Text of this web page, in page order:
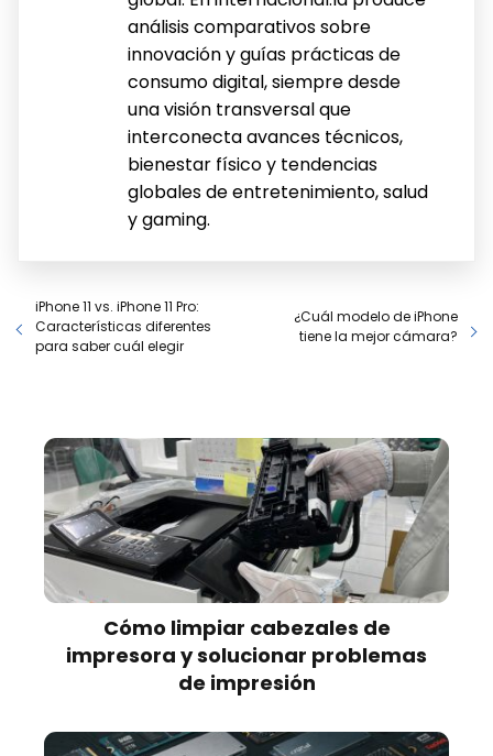
análisis comparativos sobre
innovación y guías prácticas de
consumo digital, siempre desde
una visión transversal que
interconecta avances técnicos,
bienestar físico y tendencias
globales de entretenimiento, salud
y gaming.
iPhone 11 vs. iPhone 11 Pro:
Características diferentes
para saber cuál elegir
¿Cuál modelo de iPhone
tiene la mejor cámara?
Cómo limpiar cabezales de
impresora y solucionar problemas
de impresión